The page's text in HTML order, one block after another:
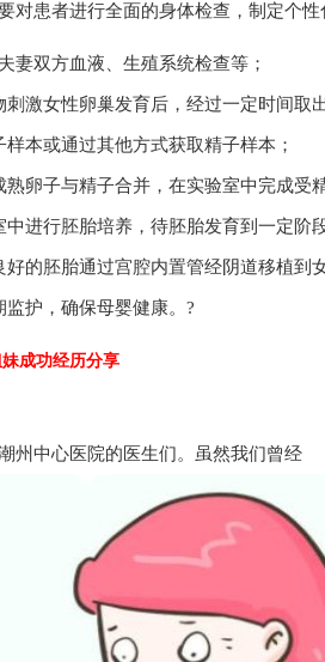
对患者进行全面的身体检查，制定个性
妻双方血液、生殖系统检查等；
激女性卵巢发育后，经过一定时间取
本或通过其他方式获取精子样本；
卵子与精子合并，在实验室中完成受
进行胚胎培养，待胚胎发育到一定阶
的胚胎通过宫腔内置管经阴道移植到
护，确保母婴健康。?
成功经历分享
州中心医院的医生们。虽然我们曾经